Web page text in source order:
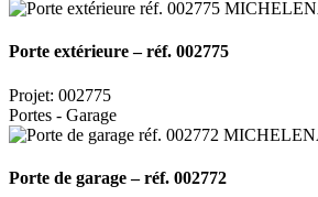
Porte extérieure – réf. 002775
Projet: 002775
Portes - Garage
Porte de garage – réf. 002772